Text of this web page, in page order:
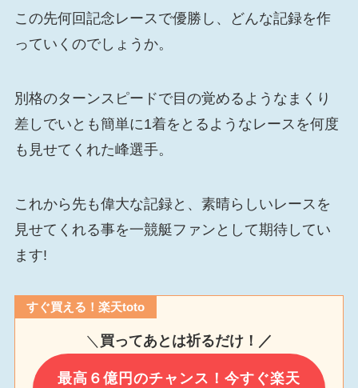
この先何回記念レースで優勝し、どんな記録を作
っていくのでしょうか。
別格のターンスピードで目の覚めるようなまくり
差しでいとも簡単に1着をとるようなレースを何度
も見せてくれた峰選手。
これから先も偉大な記録と、素晴らしいレースを
見せてくれる事を一競艇ファンとして期待してい
ます!
すぐ買える！楽天toto
＼ 買ってあとは祈るだけ！／
最高６億円のチャンス！今すぐ楽天